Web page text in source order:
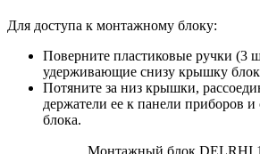
Для доступа к монтажному блоку:
Поверните пластиковые ручки (3
удерживающие снизу крышку
Потяните за низ крышки,
держатели ее к панели приборов
блока.
Монтажный блок DELRHI